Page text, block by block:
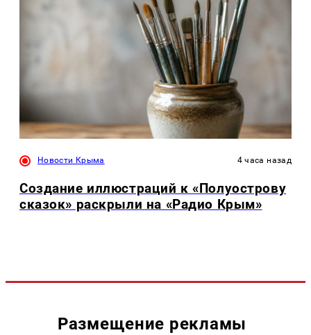
Новости Крыма 4 часа назад
Создание иллюстраций к «Полуострову
сказок» раскрыли на «Радио Крым»
Размещение рекламы